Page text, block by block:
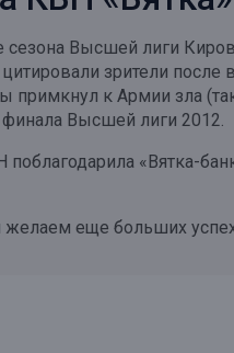
Оценка
Подбор
сезона Высшей лиги
зрители после
примкнул к Армии зла
Высшей лиги 2012.
«Вятка-
еще больших